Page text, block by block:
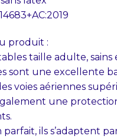
produit :
taille adulte, sains
sont une excellente
voies aériennes
une
parfait, ils s’adaptent